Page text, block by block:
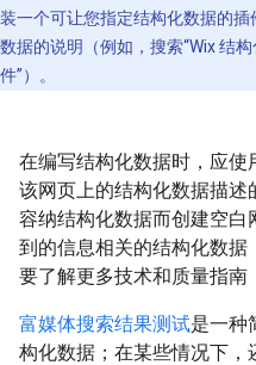
装一个可让您指定结构化数据的
数据的说明（例如，搜索“Wix 结
件”）。
在编写结构化数据时，应使
该网页上的结构化数据描述
容纳结构化数据而创建空
到的信息相关的结构化数
要了解更多技术和质量指南
富媒体搜索结果测试是一种
构化数据；在某些情况下，